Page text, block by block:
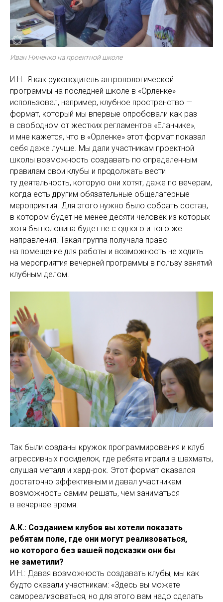
Иван Ниненко на проектной школе
И.Н.: Я как руководитель антропологической
программы на последней школе в «Орленке»
использовал, например, клубное пространство —
формат, который мы впервые опробовали как раз
в свободном от жестких регламентов «Еланчике»,
и мне кажется, что в «Орленке» этот формат показал
себя даже лучше. Мы дали участникам проектной
школы возможность создавать по определенным
правилам свои клубы и продолжать вести
ту деятельность, которую они хотят, даже по вечерам,
когда есть другим обязательные общелагерные
мероприятия. Для этого нужно было собрать состав,
в котором будет не менее десяти человек из которых
хотя бы половина будет не с одного и того же
направления. Такая группа получала право
на помещение для работы и возможность не ходить
на мероприятия вечерней программы в пользу занятий
клубным делом.
Так были созданы кружок программирования и клуб
агрессивных посиделок, где ребята играли в шахматы,
слушая металл и хард-рок. Этот формат оказался
достаточно эффективным и давал участникам
возможность самим решать, чем заниматься
в вечернее время.
А.К.: Созданием клубов вы хотели показать
ребятам поле, где они могут реализоваться,
но которого без вашей подсказки они бы
не заметили?
И.Н.: Давая возможность создавать клубы, мы как
будто сказали участникам: «Здесь вы можете
самореализоваться, но для этого вам надо сделать